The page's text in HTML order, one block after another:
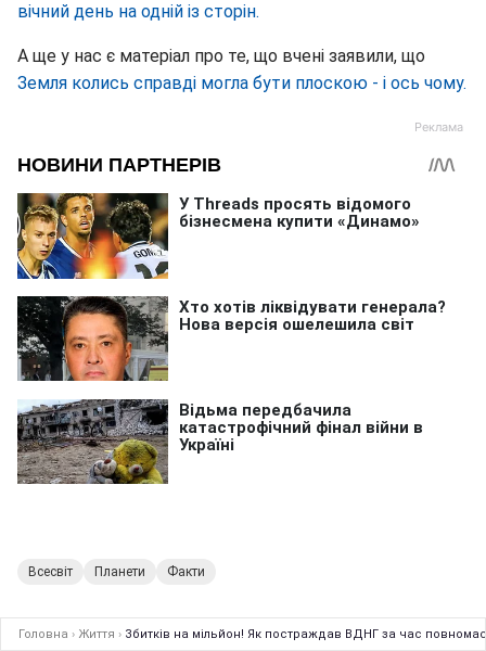
вічний день на одній із сторін.
А ще у нас є матеріал про те, що вчені заявили, що
Земля колись справді могла бути плоскою - і ось чому.
Всесвіт Планети Факти
Головна › Життя › Збитків на мільйон! Як постраждав ВДНГ за час